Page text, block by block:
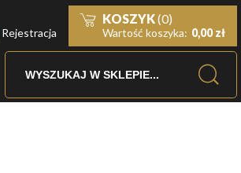
Rejestracja
KOSZYK(0)
Wartość koszyka: 0,00 zł